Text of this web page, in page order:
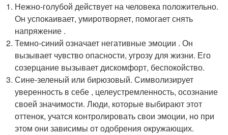
Нежно-голубой действует на человека положительно.
Он успокаивает, умиротворяет, помогает снять
напряжение .
Темно-синий означает негативные эмоции . Он
вызывает чувство опасности, угрозу для жизни. Его
созерцание вызывает дискомфорт, беспокойство.
Сине-зеленый или бирюзовый. Символизирует
уверенность в себе , целеустремленность, осознание
своей значимости. Люди, которые выбирают этот
оттенок, учатся контролировать свои эмоции, но при
этом они зависимы от одобрения окружающих.